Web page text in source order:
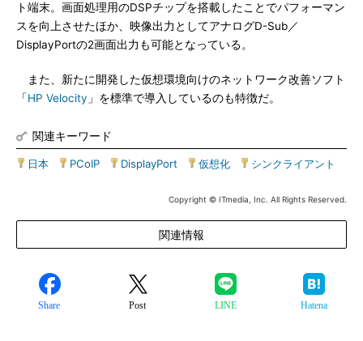
ト端末。画面処理用のDSPチップを搭載したことでパフォーマン
スを向上させたほか、映像出力としてアナログD-Sub／
DisplayPortの2画面出力も可能となっている。
また、新たに開発した仮想環境向けのネットワーク改善ソフト
「HP Velocity 」を標準で導入しているのも特徴だ。
関連キーワード
日本 PCoIP DisplayPort 仮想化 シンクライアント
Copyright © ITmedia, Inc. All Rights Reserved.
関連情報
Share Post LINE Hatena